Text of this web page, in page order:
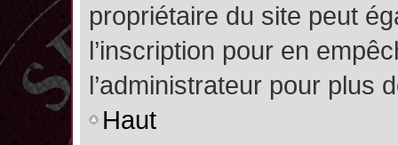
propriétaire du site peut
l’inscription pour en
l’administrateur pour plus
Haut